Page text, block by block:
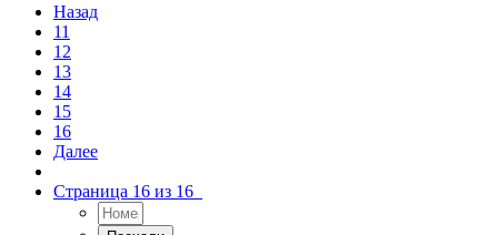
Назад
11
12
13
14
15
16
Далее
Страница 16 из 16